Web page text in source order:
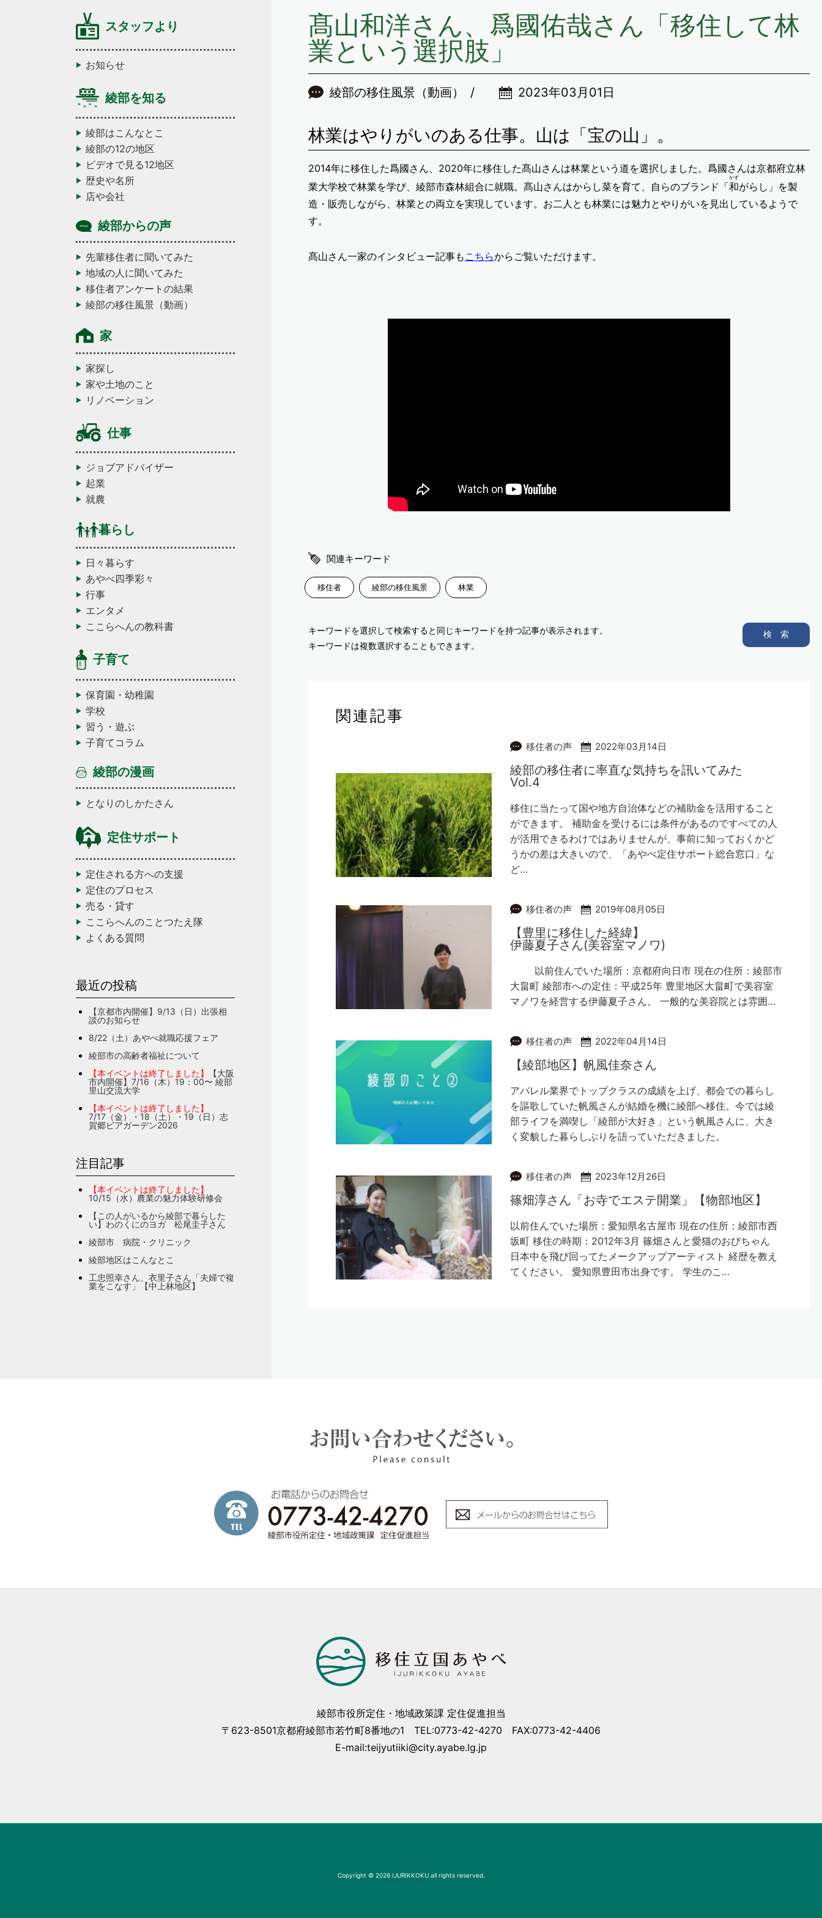
髙山和洋さん、爲國佑哉さん「移住して林
業という選択肢」
綾部の移住風景（動画） 2023年03月01日
林業はやりがいのある仕事。山は「宝の山」。
2014年に移住した爲國さん、2020年に移住した髙山さんは林業という道を選択しました。爲國さんは京都府立林
業大学校で林業を学び、綾部市森林組合に就職。髙山さんはからし菜を育て、自らのブランド「和
かず
がらし」を製
造・販売しながら、林業との両立を実現しています。お二人とも林業には魅力とやりがいを見出しているようで
す。
髙山さん一家のインタビュー記事も こちらからご覧いただけます。
関連キーワード
移住者 綾部の移住風景 林業
キーワードを選択して検索すると同じキーワードを持つ記事が表示されます。
キーワードは複数選択することもできます。
検 索
関連記事
移住者の声 2022年03月14日
綾部の移住者に率直な気持ちを訊いてみた
Vol.4
移住に当たって国や地方自治体などの補助金を活用すること
ができます。 補助金を受けるには条件があるのですべての人
が活用できるわけではありませんが、事前に知っておくかど
うかの差は大きいので、「あやべ定住サポート総合窓口」な
ど…
移住者の声 2019年08月05日
【豊里に移住した経緯】
伊藤夏子さん(美容室マノワ)
以前住んでいた場所：京都府向日市 現在の住所：綾部市
大畠町 綾部市への定住：平成25年 豊里地区大畠町で美容室
マノワを経営する伊藤夏子さん。 一般的な美容院とは雰囲…
移住者の声 2022年04月14日
【綾部地区】帆風佳奈さん
アパレル業界でトップクラスの成績を上げ、都会での暮らし
を謳歌していた帆風さんが結婚を機に綾部へ移住。今では綾
部ライフを満喫し「綾部が大好き」という帆風さんに、大き
く変貌した暮らしぶりを語っていただきました。
移住者の声 2023年12月26日
篠畑淳さん「お寺でエステ開業」【物部地区】
以前住んでいた場所：愛知県名古屋市 現在の住所：綾部市西
坂町 移住の時期：2012年3月 篠畑さんと愛猫のおびちゃん
日本中を飛び回ってたメークアップアーティスト 経歴を教え
てください。 愛知県豊田市出身です。 学生のこ…
スタッフより
お知らせ
綾部を知る
綾部はこんなとこ
綾部の12の地区
ビデオで見る12地区
歴史や名所
店や会社
綾部からの声
先輩移住者に聞いてみた
地域の人に聞いてみた
移住者アンケートの結果
綾部の移住風景（動画）
家
家探し
家や土地のこと
リノベーション
仕事
ジョブアドバイザー
起業
就農
暮らし
日々暮らす
あやべ四季彩々
行事
エンタメ
ここらへんの教科書
子育て
保育園・幼稚園
学校
習う・遊ぶ
子育てコラム
綾部の漫画
となりのしかたさん
定住サポート
定住される方への支援
定住のプロセス
売る・貸す
ここらへんのことつたえ隊
よくある質問
最近の投稿
【京都市内開催】9/13（日）出張相
談のお知らせ
8/22（土）あやべ就職応援フェア
綾部市の高齢者福祉について
【本イベントは終了しました】
【大阪
市内開催】7/16（木）19：00〜 綾部
里山交流大学
【本イベントは終了しました】
7/17（金）・18（土）・19（日）志
賀郷ビアガーデン2026
注目記事
【本イベントは終了しました】
10/15（水）農業の魅力体験研修会
【この人がいるから綾部で暮らした
い】わのくにのヨガ 松尾圭子さん
綾部市 病院・クリニック
綾部地区はこんなとこ
工忠照幸さん、衣里子さん「夫婦で複
業をこなす」【中上林地区】
綾部市役所定住・地域政策課 定住促進担当
〒623-8501京都府綾部市若竹町8番地の1 TEL:0773-42-4270 FAX:0773-42-4406
E-mail:teijyutiiki@city.ayabe.lg.jp
Copyright © 2026 IJURIKKOKU all rights reserved.